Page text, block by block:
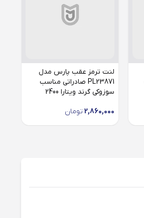
لنت ترمز عقب پارس مدل
PL23871 صادراتی مناسب
سوزوکی گرند ویتارا 2400
2,860,000 تومان